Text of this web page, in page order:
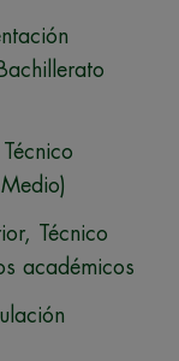
Técnico
académicos